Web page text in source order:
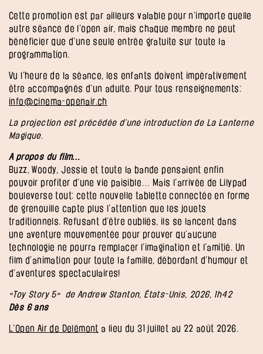
Cette promotion est par ailleurs valable pour n’importe quelle
autre séance de l’open air, mais chaque membre ne peut
bénéficier que d’une seule entrée gratuite sur toute la
programmation.
Vu l’heure de la séance, les enfants doivent impérativement
être accompagnés d’un adulte. Pour tous renseignements:
info@cinema-openair.ch
La projection est précédée d’une introduction de La Lanterne
Magique.
A propos du film…
Buzz, Woody, Jessie et toute la bande pensaient enfin
pouvoir profiter d’une vie paisible… Mais l’arrivée de Lilypad
bouleverse tout: cette nouvelle tablette connectée en forme
de grenouille capte plus l’attention que les jouets
traditionnels. Refusant d’être oubliés, ils se lancent dans
une aventure mouvementée pour prouver qu’aucune
technologie ne pourra remplacer l’imagination et l’amitié. Un
film d’animation pour toute la famille, débordant d’humour et
d’aventures spectaculaires!
«Toy Story 5» de Andrew Stanton, États-Unis, 2026, 1h42
Dès 6 ans
L’Open Air de Delémont a lieu du 31 juillet au 22 août 2026.